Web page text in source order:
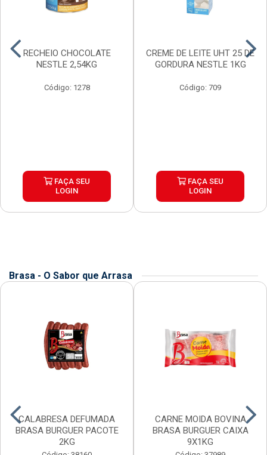
RECHEIO CHOCOLATE
NESTLE 2,54KG
Código: 1278
FAÇA SEU
LOGIN
CREME DE LEITE UHT 25 DE
GORDURA NESTLE 1KG
Código: 709
FAÇA SEU
LOGIN
Brasa - O Sabor que Arrasa
CALABRESA DEFUMADA
BRASA BURGUER PACOTE
2KG
CARNE MOIDA BOVINA
BRASA BURGUER CAIXA
9X1KG